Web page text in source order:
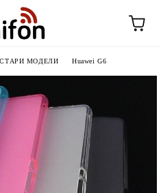
СТАРИ МОДЕЛИ Huawei G6